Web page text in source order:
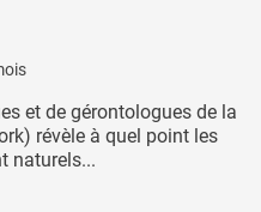
et de gérontologues de la
révèle à quel point les
naturels...